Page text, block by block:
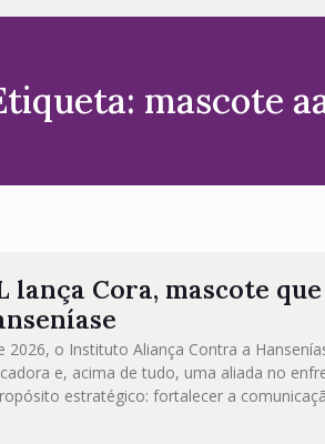
mascote
Cora, mascote
2026, o Instituto Aliança Contra a
e, acima de tudo, uma aliada no
estratégico: fortalecer a